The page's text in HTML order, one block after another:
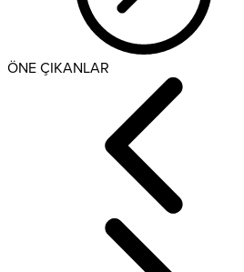
ÖNE ÇIKANLAR